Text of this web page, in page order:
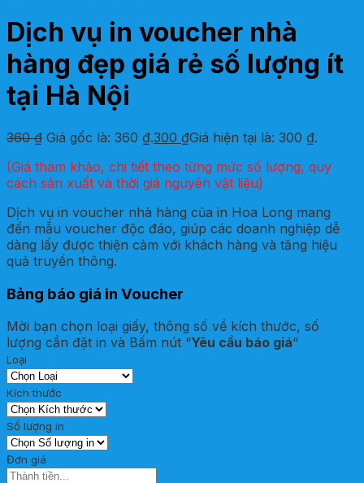
Dịch vụ in voucher nhà
hàng đẹp giá rẻ số lượng ít
tại Hà Nội
360₫ Giá gốc là: 360 ₫.300 ₫Giá hiện tại là: 300 ₫.
(Giá tham khảo, chi tiết theo từng mức số lượng, quy
cách sản xuất và thời giá nguyên vật liệu)
Dịch vụ in voucher nhà hàng của in Hoa Long mang
đến mẫu voucher độc đáo, giúp các doanh nghiệp dễ
dàng lấy được thiện cảm với khách hàng và tăng hiệu
quả truyền thông.
Bảng báo giá in Voucher
Mời bạn chọn loại giấy, thông số về kích thước, số
lượng cần đặt in và Bấm nút “Yêu cầu báo giá“
Loại
Kích thước
Số lượng in
Đơn giá